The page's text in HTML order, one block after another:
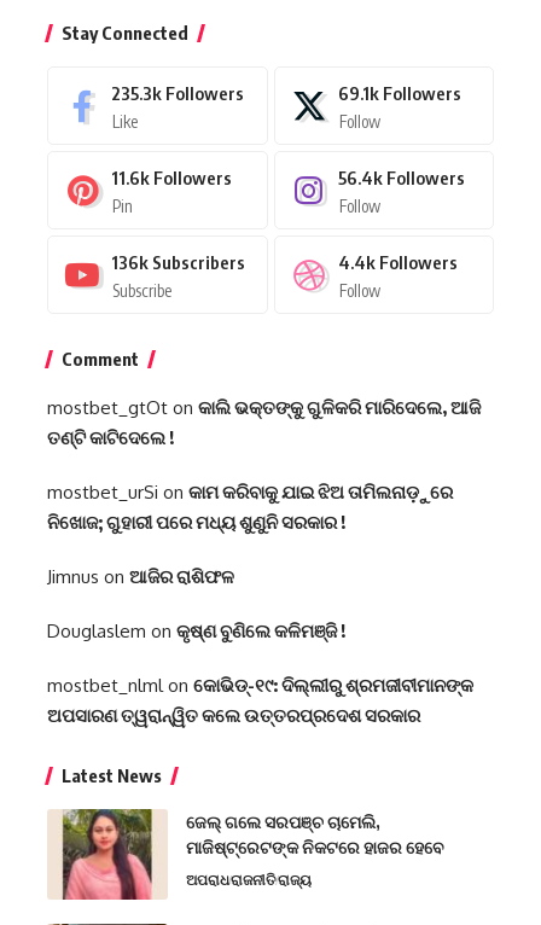
Stay Connected
235.3k Followers
Like
69.1k Followers
Follow
11.6k Followers
Pin
56.4k Followers
Follow
136k Subscribers
Subscribe
4.4k Followers
Follow
Comment
mostbet_gtOt on କାଲି ଭକ୍ତଙ୍କୁ ଗୁଳିକରି ମାରିଦେଲେ, ଆଜି
ତଣ୍ଟି କାଟିଦେଲେ !
mostbet_urSi on କାମ କରିବାକୁ ଯାଇ ଝିଅ ତାମିଲନାଡ଼ୁରେ
ନିଖୋଜ; ଗୁହାରୀ ପରେ ମଧ୍ୟ ଶୁଣୁନି ସରକାର !
Jimnus on ଆଜିର ରାଶିଫଳ
Douglaslem on କୃଷ୍ଣ ବୁଣିଲେ କଳିମଞ୍ଜି !
mostbet_nlmlon କୋଭିଡ୍-୧୯: ଦିଲ୍ଲୀରୁ ଶ୍ରମଜୀବୀମାନଙ୍କ
ଅପସାରଣ ତ୍ୱରାନ୍ୱିତ କଲେ ଉତ୍ତରପ୍ରଦେଶ ସରକାର
Latest News
ଜେଲ୍ ଗଲେ ସରପଞ୍ଚ ଚାମେଲି,
ମାଜିଷ୍ଟ୍ରେଟଙ୍କ ନିକଟରେ ହାଜର ହେବେ
ଅପରାଧରାଜନୀତିରାଜ୍ୟ